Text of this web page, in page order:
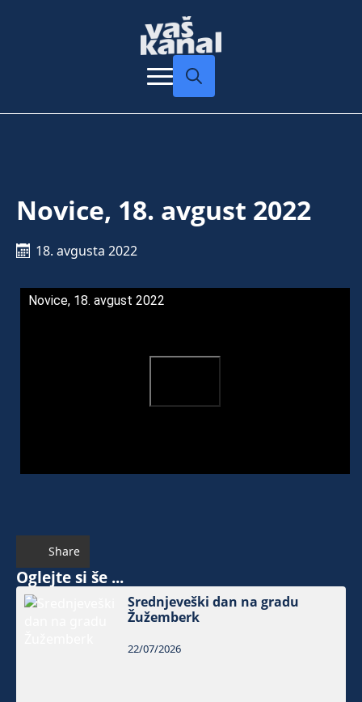
Novice, 18. avgust 2022
18. avgusta 2022
Novice, 18. avgust 2022
Share
Oglejte si še ...
Srednjeveški dan na gradu
Žužemberk
22/07/2026